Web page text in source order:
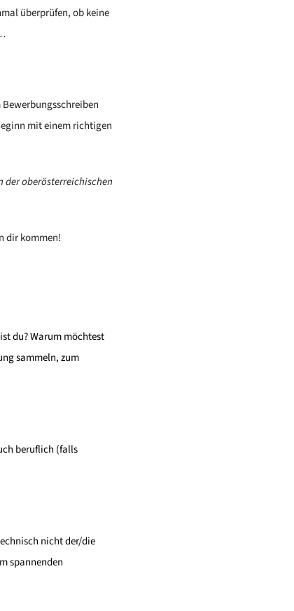
überprüfen, ob keine
mit einem richtigen
der oberösterreichischen
dir kommen!
du? Warum möchtest
sammeln, zum
beruflich (falls
nicht der/die
spannenden